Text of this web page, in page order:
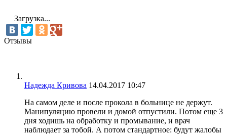
Загрузка...
Отзывы
Надежда Кривова 14.04.2017 10:47
На самом деле и после прокола в больнице не держут.
Манипуляцию провели и домой отпустили. Потом еще 3
дня ходишь на обработку и промывание, и врач
наблюдает за тобой. А потом стандартное: будут жалобы